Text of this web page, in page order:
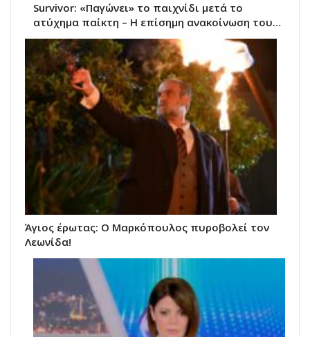
Survivor: «Παγώνει» το παιχνίδι μετά το
ατύχημα παίκτη – Η επίσημη ανακοίνωση του…
Άγιος έρωτας: Ο Μαρκόπουλος πυροβολεί τον
Λεωνίδα!